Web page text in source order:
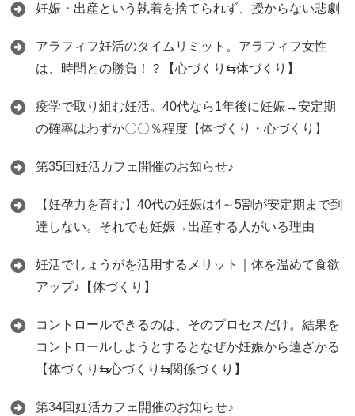
妊娠・出産という執着を捨てられず、授からない悲劇
アラフィフ妊活のタイムリミット。アラフィフ女性
は、時間との勝負！？【心づくり⇆体づくり】
疫学で取り組む妊活。40代なら1年後に妊娠→安定期
の確率はわずか〇〇％程度【体づくり・心づくり】
第35回妊活カフェ開催のお知らせ♪
【妊孕力を育む】40代の妊娠は4～5割が安定期まで到
達しない。それでも妊娠→出産する人がいる理由
妊活でしょうがを活用するメリット｜体を温めて食欲
アップ♪【体づくり】
コントロールできるのは、そのプロセスだけ。結果を
コントロールしようとするとなぜか妊娠から遠ざかる
【体づくり⇆心づくり⇆関係づくり】
第34回妊活カフェ開催のお知らせ♪